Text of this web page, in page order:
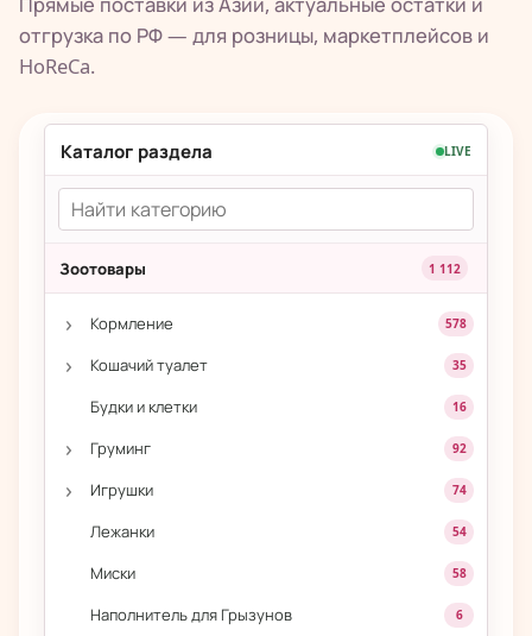
отгрузка по РФ — для розницы, маркетплейсов и
HoReCa.
Каталог раздела LIVE
Зоотовары 1 112
› Кормление 578
› Кошачий туалет 35
Будки и клетки 16
› Груминг 92
› Игрушки 74
Лежанки 54
Миски 58
Наполнитель для Грызунов 6